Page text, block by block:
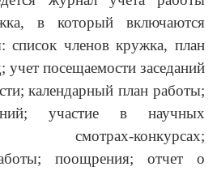
в который включаются
список членов кружка, план
учет посещаемости заседаний
календарный план работы;
участие в научных
смотрах-конкурсах;
поощрения; отчет о